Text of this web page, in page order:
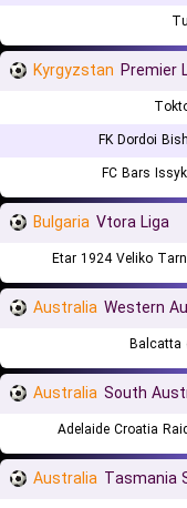
Kyrgyzstan Premier
FK Dordoi
FC Bars
Bulgaria Vtora Liga
Etar 1924 Veliko
Australia Western
Balcatta
Australia South
Adelaide Croatia
Australia Tasmania